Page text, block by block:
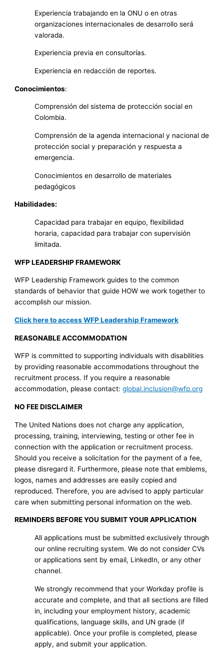
Experiencia trabajando en la ONU o en otras
organizaciones internacionales de desarrollo será
valorada.
Experiencia previa en consultorías.
Experiencia en redacción de reportes.
Conocimientos:
Comprensión del sistema de protección social en
Colombia.
Comprensión de la agenda internacional y nacional de
protección social y preparación y respuesta a
emergencia.
Conocimientos en desarrollo de materiales
pedagógicos
Habilidades:
Capacidad para trabajar en equipo, flexibilidad
horaria, capacidad para trabajar con supervisión
limitada.
WFP LEADERSHIP FRAMEWORK
WFP Leadership Framework guides to the common
standards of behavior that guide HOW we work together to
accomplish our mission.
Click here to access WFP Leadership Framework
REASONABLE ACCOMMODATION
WFP is committed to supporting individuals with disabilities
by providing reasonable accommodations throughout the
recruitment process. If you require a reasonable
accommodation, please contact:global.inclusion@wfp.org
NO FEE DISCLAIMER
The United Nations does not charge any application,
processing, training, interviewing, testing or other fee in
connection with the application or recruitment process.
Should you receive a solicitation for the payment of a fee,
please disregard it. Furthermore, please note that emblems,
logos, names and addresses are easily copied and
reproduced. Therefore, you are advised to apply particular
care when submitting personal information on the web.
REMINDERS BEFORE YOU SUBMIT YOUR APPLICATION
All applications must be submitted exclusively through
our online recruiting system. We do not consider CVs
or applications sent by email, LinkedIn, or any other
channel.
We strongly recommend that your Workday profile is
accurate and complete, and that all sections are filled
in, including your employment history, academic
qualifications, language skills, and UN grade (if
applicable). Once your profile is completed, please
apply, and submit your application.